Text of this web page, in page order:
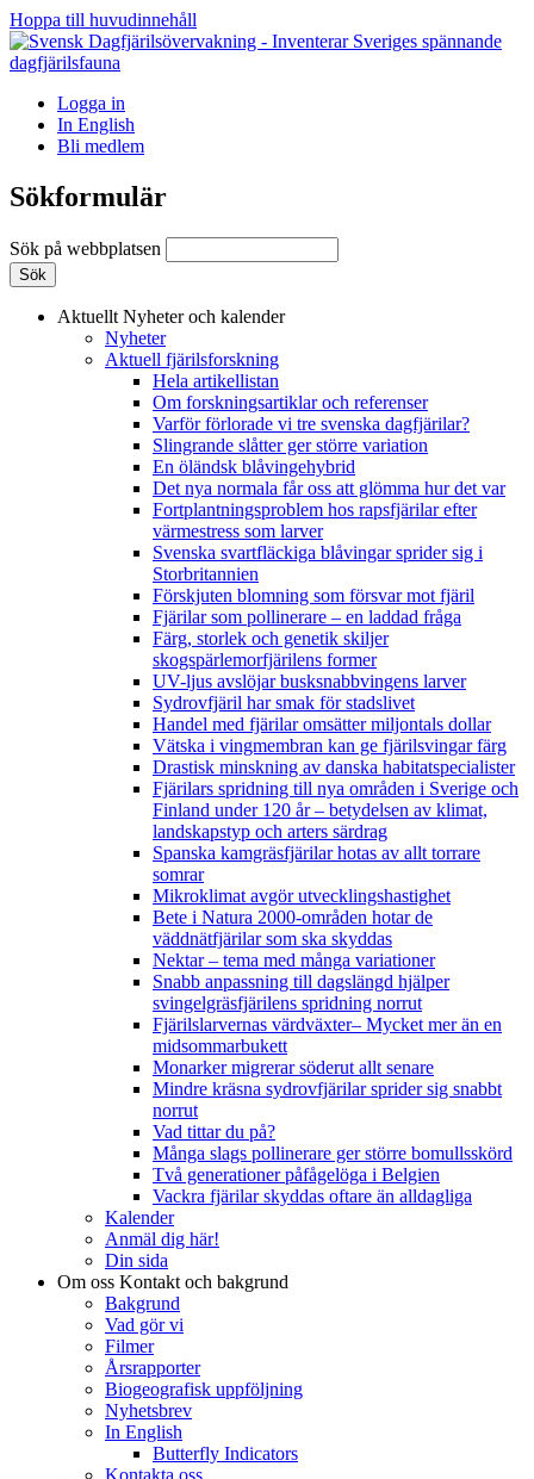
Hoppa till huvudinnehåll
Logga in
In English
Bli medlem
Sökformulär
Sök på webbplatsen
Aktuellt Nyheter och kalender
Nyheter
Aktuell fjärilsforskning
Hela artikellistan
Om forskningsartiklar och referenser
Varför förlorade vi tre svenska dagfjärilar?
Slingrande slåtter ger större variation
En öländsk blåvingehybrid
Det nya normala får oss att glömma hur det var
Fortplantningsproblem hos rapsfjärilar efter
värmestress som larver
Svenska svartfläckiga blåvingar sprider sig i
Storbritannien
Förskjuten blomning som försvar mot fjäril
Fjärilar som pollinerare – en laddad fråga
Färg, storlek och genetik skiljer
skogspärlemorfjärilens former
UV-ljus avslöjar busksnabbvingens larver
Sydrovfjäril har smak för stadslivet
Handel med fjärilar omsätter miljontals dollar
Vätska i vingmembran kan ge fjärilsvingar färg
Drastisk minskning av danska habitatspecialister
Fjärilars spridning till nya områden i Sverige och
Finland under 120 år– betydelsen av klimat,
landskapstyp och arters särdrag
Spanska kamgräsfjärilar hotas av allt torrare
somrar
Mikroklimat avgör utvecklingshastighet
Bete i Natura 2000-områden hotar de
väddnätfjärilar som ska skyddas
Nektar – tema med många variationer
Snabb anpassning till dagslängd hjälper
svingelgräsfjärilens spridning norrut
Fjärilslarvernas värdväxter– Mycket mer än en
midsommarbukett
Monarker migrerar söderut allt senare
Mindre kräsna sydrovfjärilar sprider sig snabbt
norrut
Vad tittar du på?
Många slags pollinerare ger större bomullsskörd
Två generationer påfågelöga i Belgien
Vackra fjärilar skyddas oftare än alldagliga
Kalender
Anmäl dig här!
Din sida
Om oss Kontakt och bakgrund
Bakgrund
Vad gör vi
Filmer
Årsrapporter
Biogeografisk uppföljning
Nyhetsbrev
In English
Butterfly Indicators
Kontakta oss